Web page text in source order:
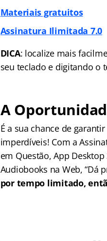
Materiais gratuitos
Assinatura Ilimitada 7.0
DICA: localize mais
seu teclado e digitando o
A
É a sua chance de
imperdíveis! Com a
em Questão, App
Audiobooks na Web, “Dá
por tempo limitado,